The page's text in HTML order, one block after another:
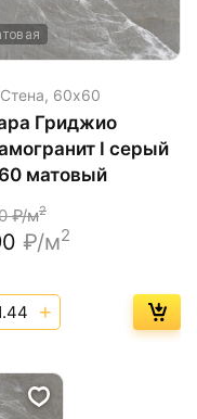
60х60
Гриджио
I серый
матовый
₽/м2
₽/м2